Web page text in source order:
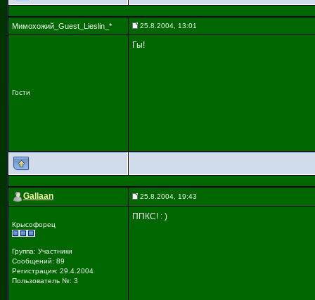
Мимохожий_Guest_Lieslin_* 25.8.2004, 13:01
Гости
Гы!
Gallaan 25.8.2004, 19:43
Крысофорец
Группа: Участники
Сообщений: 89
Регистрация: 29.4.2004
Пользователь №: 3
ППКС! : )